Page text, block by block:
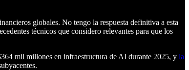
globales. No tengo la respuesta definitiva a esta
técnicos que considero relevantes para que los
mil millones en infraestructura de AI durante 2025, y la